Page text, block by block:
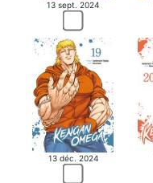
13 sept. 2024
13 déc. 2024